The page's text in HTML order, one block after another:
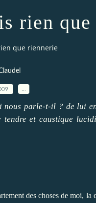
rien
que riennerie
nous parle-t-il ? de lui
et caustique
des choses de moi, la